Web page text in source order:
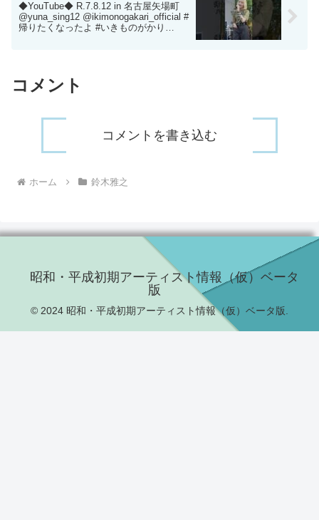
◆YouTube◆ R.7.8.12 in 名古屋矢場町
@yuna_sing12 @ikimonogakari_official #
帰りたくなったよ #いきものがかり
コメント
コメントを書き込む
ホーム 鈴木雅之
昭和・平成初期アーティスト情報（仮）ベータ
版
© 2024 昭和・平成初期アーティスト情報（仮）ベータ版.